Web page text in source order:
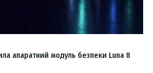
апаратний модуль безпеки Luna 8